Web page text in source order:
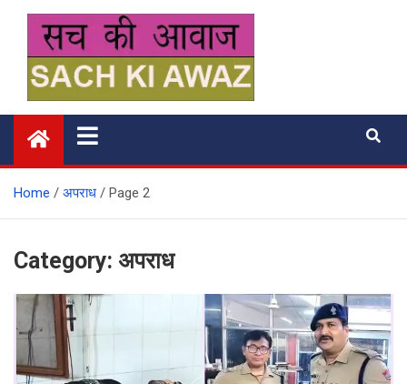
content
सच की आवाज
Home अपराध Page 2
Category: अपराध